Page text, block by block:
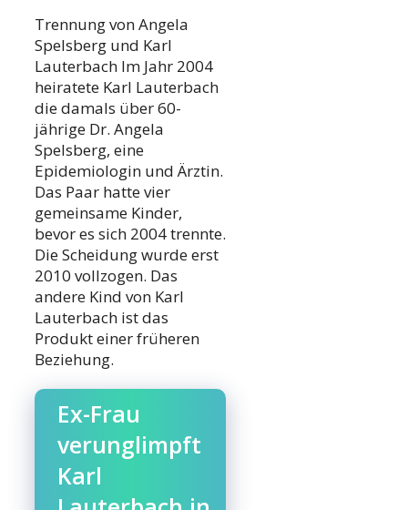
Trennung von Angela
Spelsberg und Karl
Lauterbach Im Jahr 2004
heiratete Karl Lauterbach
die damals über 60-
jährige Dr. Angela
Spelsberg, eine
Epidemiologin und Ärztin.
Das Paar hatte vier
gemeinsame Kinder,
bevor es sich 2004 trennte.
Die Scheidung wurde erst
2010 vollzogen. Das
andere Kind von Karl
Lauterbach ist das
Produkt einer früheren
Beziehung.
Ex-Frau
verunglimpft
Karl